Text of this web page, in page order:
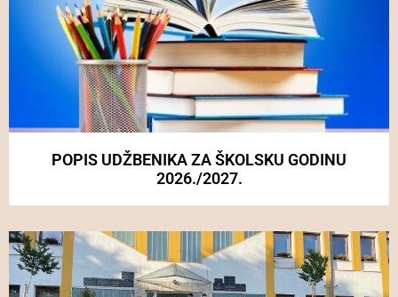
POPIS UDŽBENIKA ZA ŠKOLSKU GODINU
2026./2027.